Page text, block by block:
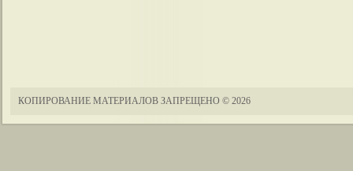
КОПИРОВАНИЕ МАТЕРИАЛОВ ЗАПРЕЩЕНО © 2026